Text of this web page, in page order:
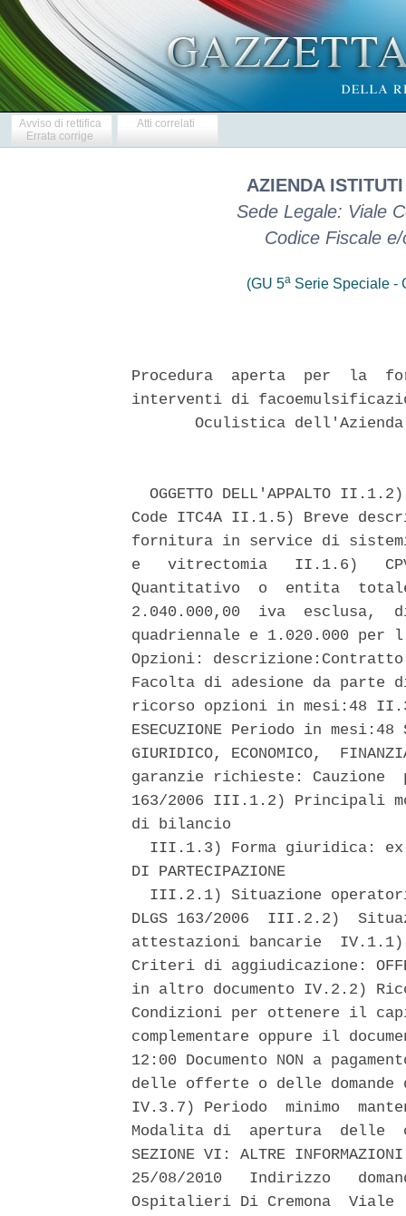
Avviso di rettifica
Errata corrige
Atti correlati
AZIENDA
Sede Legale: Viale
Codice Fiscale
(GU 5a Serie Speciale -
Procedura  aperta  per  la
interventi di
Oculistica
OGGETTO DELL'APPALTO
Code ITC4A II.1.5) Breve
fornitura in service di
e   vitrectomia   II.1.6)
Quantitativo  o  entita
2.040.000,00  iva  esclusa,
quadriennale e 1.020.000
Opzioni:
Facolta di adesione da parte
ricorso opzioni in mesi:48 II.3)
ESECUZIONE Periodo in mesi:48
GIURIDICO, ECONOMICO,
garanzie richieste: Cauzione
163/2006 III.1.2) Principali
di bilancio
III.1.3) Forma giuridica:
DI PARTECIPAZIONE
III.2.1) Situazione
DLGS 163/2006  III.2.2)
attestazioni bancarie
Criteri di aggiudicazione:
in altro documento IV.2.2)
Condizioni per ottenere il
complementare oppure il
12:00 Documento NON a
delle offerte o delle domande
IV.3.7) Periodo  minimo
Modalita di  apertura  delle
SEZIONE VI: ALTRE
25/08/2010   Indirizzo
Ospitalieri Di Cremona  Viale